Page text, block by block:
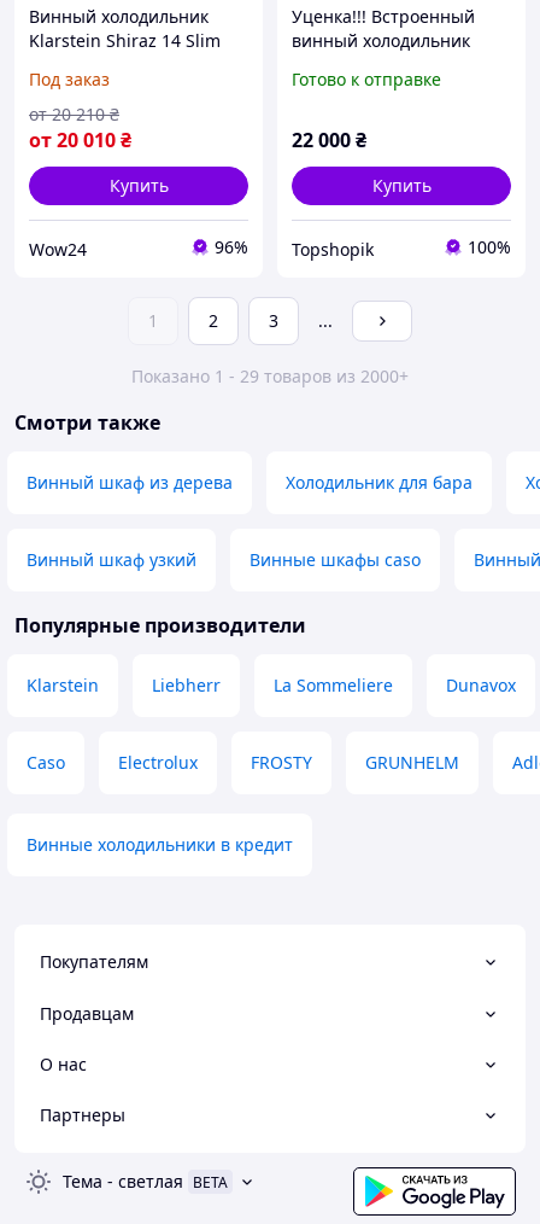
Винный холодильник
Klarstein Shiraz 14 Slim
Под заказ
от20 010₴
от 20 210 ₴
Купить
Wow24 96%
Уценка!!! Встроенный
винный холодильник
(10032924)
Готово к отправке
22 000₴
Купить
Topshopik 100%
1 2 3 ...
Показано 1 - 29 товаров из 2000+
Смотри также
Винный шкаф из дерева Холодильник для бара
Винный шкаф узкий Винные шкафы caso
Популярные производители
Klarstein Liebherr La Sommeliere Dunavox
Caso Electrolux FROSTY GRUNHELM
Винные холодильники в кредит
Покупателям
Продавцам
О нас
Партнеры
Тема - светлая BETA